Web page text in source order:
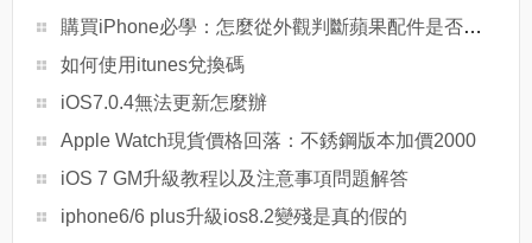
購買iPhone必學：怎麼從外觀判斷蘋果配件是否原裝
如何使用itunes兌換碼
iOS7.0.4無法更新怎麼辦
Apple Watch現貨價格回落：不銹鋼版本加價2000
iOS 7 GM升級教程以及注意事項問題解答
iphone6/6 plus升級ios8.2變殘是真的假的